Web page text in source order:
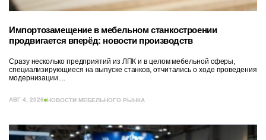
Импортозамещение в мебельном станкостроении
продвигается вперёд: новости производств
Сразу несколько предприятий из ЛПК и в целом мебельной сферы,
специализирующиеся на выпуске станков, отчитались о ходе проведения
модернизации....
АВГ 4, 2026 НОВОСТИ МЕБЕЛЬНОГО РЫНКА